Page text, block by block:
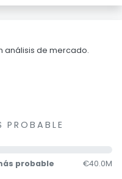
análisis de mercado.
PROBABLE
probable €40.0M